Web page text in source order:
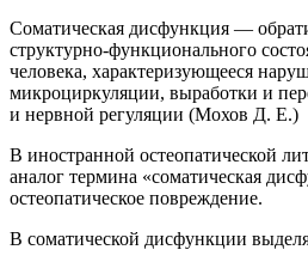
Соматическая дисфункция —
структурно-функционального
человека, характеризующееся
микроциркуляции, выработки и
и нервной регуляции (Мохов Д. Е.)
В иностранной остеопатической
аналог термина «соматическая
остеопатическое повреждение.
В соматической дисфункции